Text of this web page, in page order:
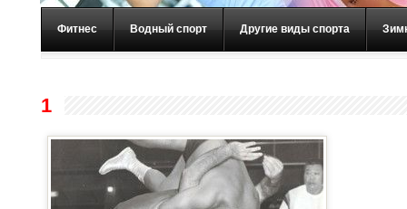
Фитнес Водный спорт Другие виды спорта
1